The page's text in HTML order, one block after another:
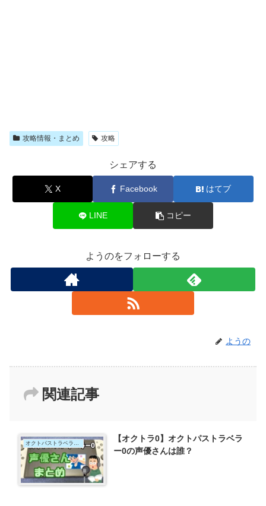
攻略情報・まとめ 攻略
シェアする
X Facebook はてブ
LINE コピー
ようのをフォローする
ようの
関連記事
【オクトラ0】オクトパストラベラ
ー0の声優さんは誰？